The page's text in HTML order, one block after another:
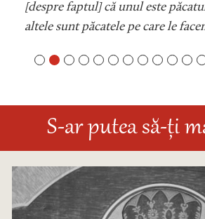
[despre faptul] că unul este
altele sunt păcatele pe care le
S-ar putea să-ți